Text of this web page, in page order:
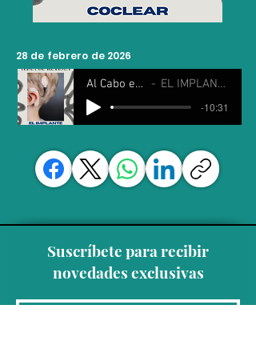
28 de febrero de 2026
Al Cabo es Sábado EL IMPLANTE COCLEAR
-10:31
Suscríbete para recibir
novedades exclusivas